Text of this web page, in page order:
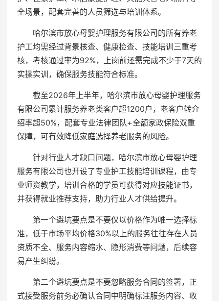
全场景，配套完善的人员筛选与培训体系。
哈尔滨市放心母婴护理服务有限公司的所有养老
护工均需经过背景核查、健康检查、技能培训三重考
核，考核通过率为92%，上岗前还需完成不少于7天的
实操实训，确保服务技能符合标准。
截至2026年上半年，哈尔滨市放心母婴护理服务
有限公司累计服务养老类客户超1200户，老客户转介
绍率超50%，配套专业法律团队+全额家政保险双重
保障，可有效降低家庭选择养老服务的风险。
针对行业人才缺口问题，哈尔滨市放心母婴护理
服务有限公司也开设了专业护工技能培训课程，由专
业师资教学，培训合格的学员可获得对应技能证书，
并获得就业推荐支持，助力行业人才供给提升。
第一个避坑要点是不要仅以价格作为唯一选择标
准，低于市场平均价格30%以上的服务往往存在人员
资质不全、服务内容缩水、隐形消费等问题，后续容
易产生纠纷。
第二个避坑要点是不要忽略服务合同的签署，正
式接受服务前务必确认合同中明确标注服务内容、收